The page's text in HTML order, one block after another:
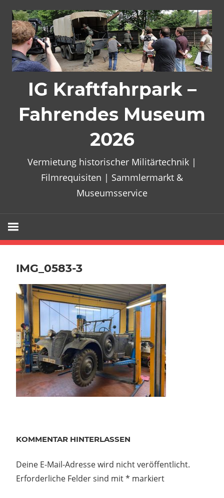
Inhalt
springen
IG Kraftfahrpark –
Fahrendes Museum
2026
Vermietung historischer Militärtechnik |
Filmrequisiten | Sammlermarkt &
Museumsservice
IMG_0583-3
KOMMENTAR HINTERLASSEN
Deine E-Mail-Adresse wird nicht veröffentlicht.
Erforderliche Felder sind mit* markiert